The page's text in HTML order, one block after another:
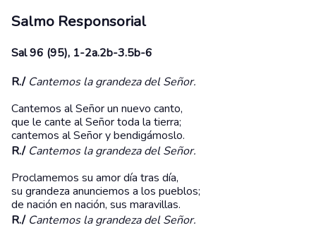
Salmo Responsorial
Sal 96 (95), 1-2a.2b-3.5b-6
R./ Cantemos la grandeza del Señor.
Cantemos al Señor un nuevo canto,
que le cante al Señor toda la tierra;
cantemos al Señor y bendigámoslo.
R./ Cantemos la grandeza del Señor.
Proclamemos su amor día tras día,
su grandeza anunciemos a los pueblos;
de nación en nación, sus maravillas.
R./ Cantemos la grandeza del Señor.